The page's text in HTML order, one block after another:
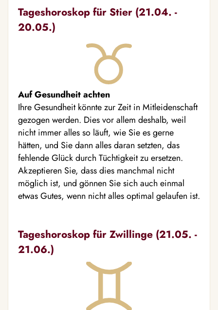
Tageshoroskop für Stier (21.04. -
20.05.)
Auf Gesundheit achten
Ihre Gesundheit könnte zur Zeit in Mitleidenschaft
gezogen werden. Dies vor allem deshalb, weil
nicht immer alles so läuft, wie Sie es gerne
hätten, und Sie dann alles daran setzten, das
fehlende Glück durch Tüchtigkeit zu ersetzen.
Akzeptieren Sie, dass dies manchmal nicht
möglich ist, und gönnen Sie sich auch einmal
etwas Gutes, wenn nicht alles optimal gelaufen ist.
Tageshoroskop für Zwillinge (21.05. -
21.06.)